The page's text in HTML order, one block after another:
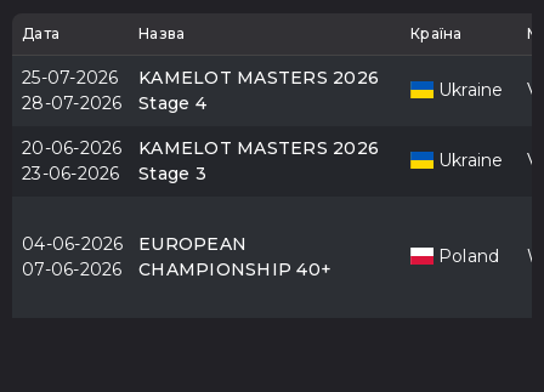
Дата Назва Країна
25-07-2026
28-07-2026
KAMELOT MASTERS 2026
Stage 4
Ukraine
20-06-2026
23-06-2026
KAMELOT MASTERS 2026
Stage 3
Ukraine
04-06-2026
07-06-2026
EUROPEAN
CHAMPIONSHIP 40+
Poland